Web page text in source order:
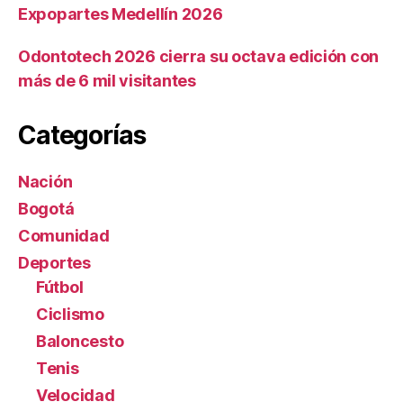
Expopartes Medellín 2026
Odontotech 2026 cierra su octava edición con
más de 6 mil visitantes
Categorías
Nación
Bogotá
Comunidad
Deportes
Fútbol
Ciclismo
Baloncesto
Tenis
Velocidad